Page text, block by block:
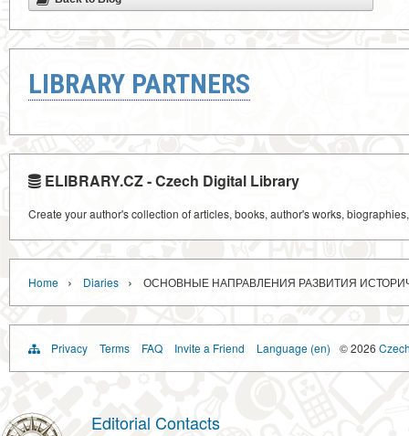
LIBRARY PARTNERS
ELIBRARY.CZ - Czech Digital Library
Create your author's collection of articles, books, author's works,
Home › Diaries › ОСНОВНЫЕ НАПРАВЛЕНИЯ РАЗВИТИЯ
Privacy Terms FAQ Invite a Friend Language (en) © 2026
Editorial Contacts